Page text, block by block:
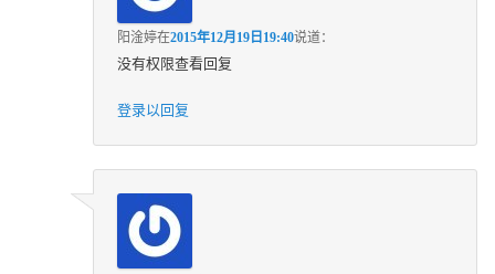
阳淦婷在2015年12月19日19:40说道：
没有权限查看回复
登录以回复